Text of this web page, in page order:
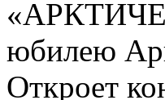
юбилею
Откроет